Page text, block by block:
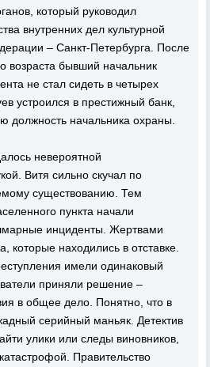
который руководил
внутренних дел культурной
– Санкт-Петербурга. После
возраста бывший начальник
не стал сидеть в четырех
устроился в престижный банк,
должность начальника охраны.
невероятной
Витя сильно скучал по
существованию. Тем
пункта начали
инциденты. Жертвами
которые находились в отставке.
имели одинаковый
приняли решение –
в общее дело. Понятно, что в
серийный маньяк. Детектив
улики или следы виновников,
Правительство